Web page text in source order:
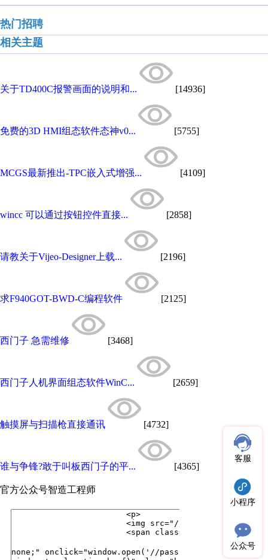
热门招聘
相关主题
关于TD400C报警画面的说明和... [14936]
免费的3D HMI组态软件态神v0... [5755]
MCGS最新推出-TPC嵌入式增强... [4109]
wincc 可以通过按钮控件直接... [2858]
请教关于Vijeo-Designer上载... [2196]
求F940GOT-BWD-C编程软件 [2125]
西门子 急需维修 [3468]
西门子人机界面组态软件WinC... [2659]
触摸屏与扫描枪直接通讯 [4732]
谁与争锋?敢于叫板西门子的平... [4365]
官方公众号智造工程师
客服
小程序
公众号